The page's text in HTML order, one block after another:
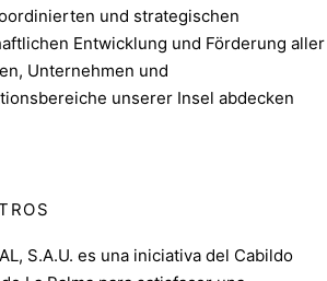
und strategischen
Entwicklung und Förderung aller
Unternehmen und
unserer Insel abdecken
S.A.U. es una iniciativa del Cabildo